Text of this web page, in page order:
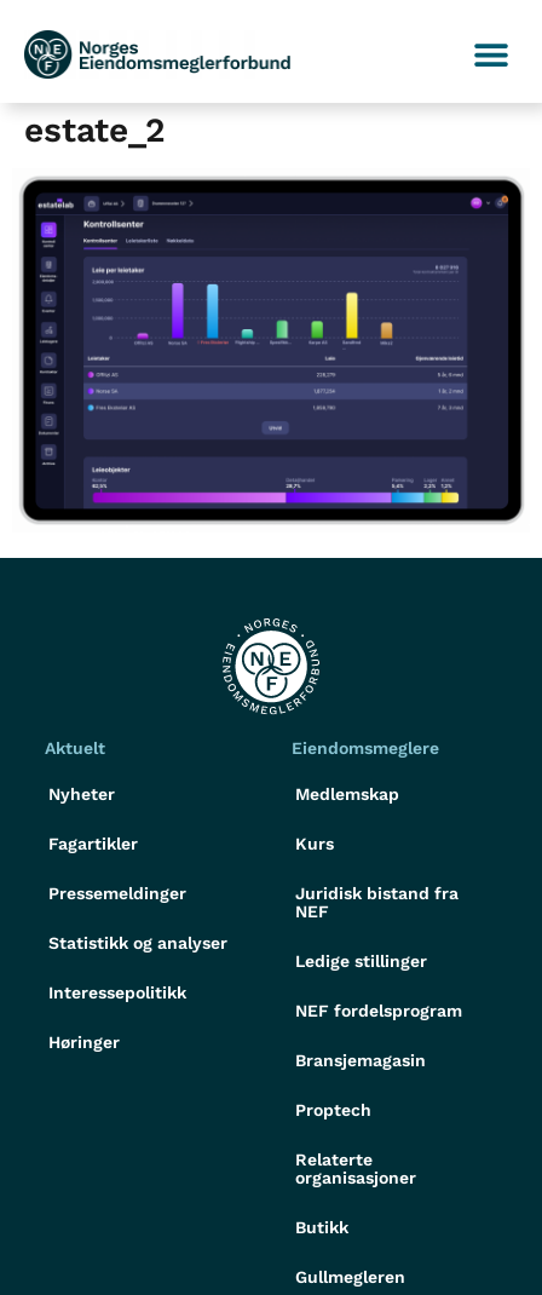
estate_2
Aktuelt
Nyheter
Fagartikler
Pressemeldinger
Statistikk og analyser
Interessepolitikk
Høringer
Eiendomsmeglere
Medlemskap
Kurs
Juridisk bistand fra
NEF
Ledige stillinger
NEF fordelsprogram
Bransjemagasin
Proptech
Relaterte
organisasjoner
Butikk
Gullmegleren